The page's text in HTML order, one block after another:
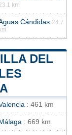
km
Cándidas 24.7
km
DEL
: 461 km
Málaga : 669 km